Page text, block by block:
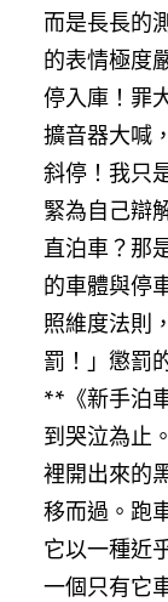
而是長長的
的表情極度
停入庫！罪
擴音器大喊
斜停！我只
緊為自己辯
直泊車？那
的車體與停
照維度法則
罰！」懲罰
**《新手泊
到哭泣為止
裡開出來的
移而過。跑
它以一種近
一個只有它